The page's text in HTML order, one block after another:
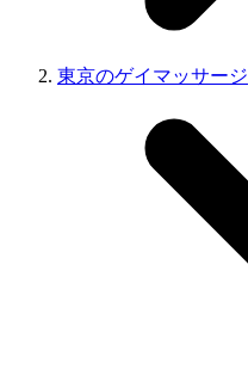
東京のゲイマッサージ